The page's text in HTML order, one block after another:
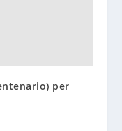
per